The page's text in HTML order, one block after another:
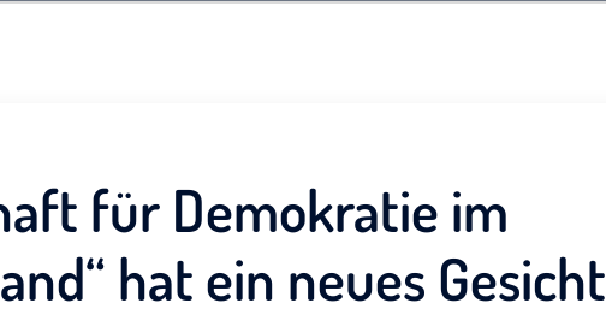
für Demokratie im
hat ein neues Gesicht